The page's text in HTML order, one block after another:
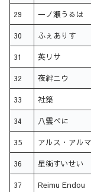
29 一ノ瀬うるは
30 ふぇありす
31 英リサ
32 夜絆ニウ
33 社築
34 八雲べに
35 アルス・アル
36 星街すいせい
37 Reimu Endou